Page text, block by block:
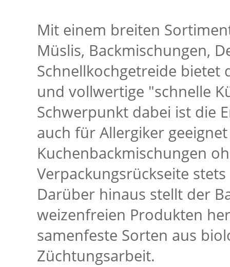
Mit einem breiten
Müslis, Backmischungen,
Schnellkochgetreide bietet
und vollwertige "schnelle
Schwerpunkt dabei ist die
auch für Allergiker
Kuchenbackmischungen
Verpackungsrückseite
Darüber hinaus stellt der
weizenfreien Produkten
samenfeste Sorten aus
Züchtungsarbeit.